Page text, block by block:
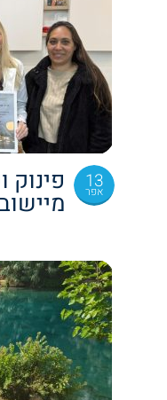
13
אפר פינוק